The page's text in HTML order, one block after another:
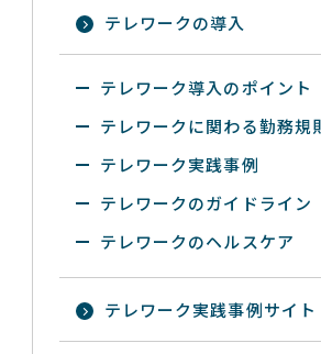
テレワークの導入
テレワーク導入のポイント
テレワークに関わる勤務規
テレワーク実践事例
テレワークのガイドライン
テレワークのヘルスケア
テレワーク実践事例サイト